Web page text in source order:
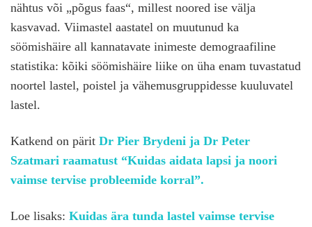
nähtus või „põgus faas“, millest noored ise välja
kasvavad. Viimastel aastatel on muutunud ka
söömishäire all kannatavate inimeste demograafiline
statistika: kõiki söömishäire liike on üha enam tuvastatud
noortel lastel, poistel ja vähemusgruppidesse kuuluvatel
lastel.
Katkend on pärit Dr Pier Brydeni ja Dr Peter
Szatmari raamatust “Kuidas aidata lapsi ja noori
vaimse tervise probleemide korral”.
Loe lisaks: Kuidas ära tunda lastel vaimse tervise